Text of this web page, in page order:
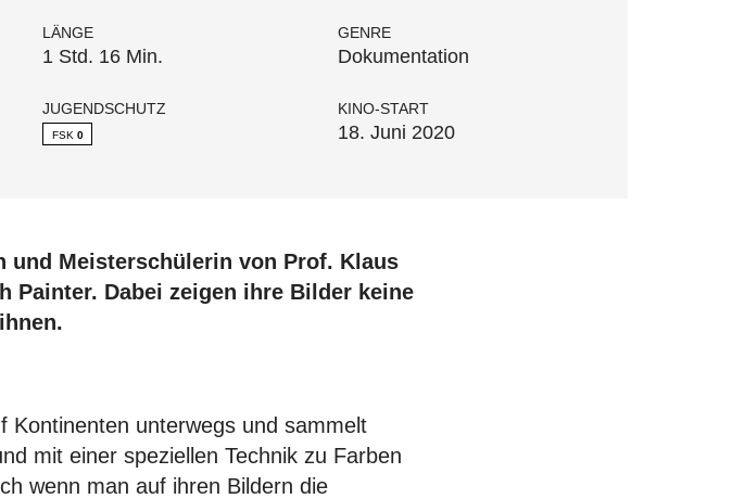
LÄNGE
1 Std. 16 Min.
JUGENDSCHUTZ
FSK 0
GENRE
Dokumentation
KINO-START
18. Juni 2020
Meisterschülerin von Prof. Klaus
Painter. Dabei zeigen ihre Bilder keine
Kontinenten unterwegs und sammelt
mit einer speziellen Technik zu Farben
wenn man auf ihren Bildern die